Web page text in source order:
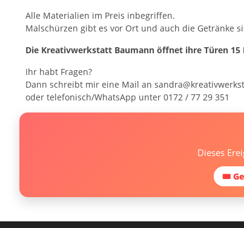
Alle Materialien im Preis inbegriffen.
Malschürzen gibt es vor Ort und auch die Getränke
Die Kreativwerkstatt Baumann öffnet ihre Türen
Ihr habt Fragen?
Dann schreibt mir eine Mail an
oder telefonisch/WhatsApp unter 0172 / 77 29 351
Dieses
🎟